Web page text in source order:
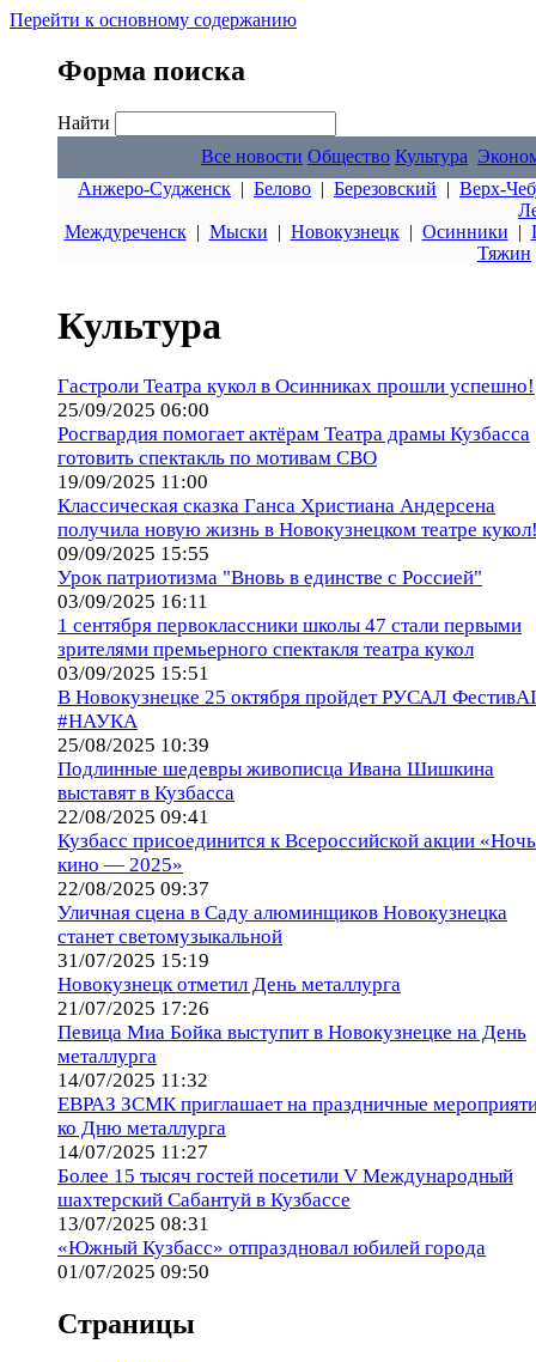
Перейти к основному содержанию
Форма поиска
Найти
Все новости Общество Культура
Анжеро-Судженск | Белово | Березовский | Верх-
Междуреченск| Мыски | Новокузнецк| Осинники |
Тяжин
Культура
Гастроли Театра кукол в Осинниках прошли успешно!
25/09/2025 06:00
Росгвардия помогает актёрам Театра драмы Кузбасcа
готовить спектакль по мотивам СВО
19/09/2025 11:00
Классическая сказка Ганса Христиана Андерсена
получила новую жизнь в Новокузнецком театре
09/09/2025 15:55
Урок патриотизма "Вновь в единстве с Россией"
03/09/2025 16:11
1 сентября первоклассники школы 47 стали первыми
зрителями премьерного спектакля театра кукол
03/09/2025 15:51
В Новокузнецке 25 октября пройдет РУСАЛ
#НАУКА
25/08/2025 10:39
Подлинные шедевры живописца Ивана Шишкина
выставят в Кузбасса
22/08/2025 09:41
Кузбасс присоединится к Всероссийской акции «Ночь
кино — 2025»
22/08/2025 09:37
Уличная сцена в Саду алюминщиков Новокузнецка
станет светомузыкальной
31/07/2025 15:19
Новокузнецк отметил День металлурга
21/07/2025 17:26
Певица Миа Бойка выступит в Новокузнецке на День
металлурга
14/07/2025 11:32
ЕВРАЗ ЗСМК приглашает на праздничные
ко Дню металлурга
14/07/2025 11:27
Более 15 тысяч гостей посетили V Международный
шахтерский Сабантуй в Кузбассе
13/07/2025 08:31
«Южный Кузбасс» отпраздновал юбилей города
01/07/2025 09:50
Страницы